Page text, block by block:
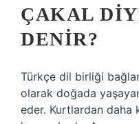
ÇAKAL
DENIR?
Türkçe dil birliği
olarak doğada
eder. Kurtlardan daha